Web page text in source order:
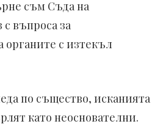
съм Съда на
въпроса за
органите с изтекъл
по същество, исканията
като неоснователни.